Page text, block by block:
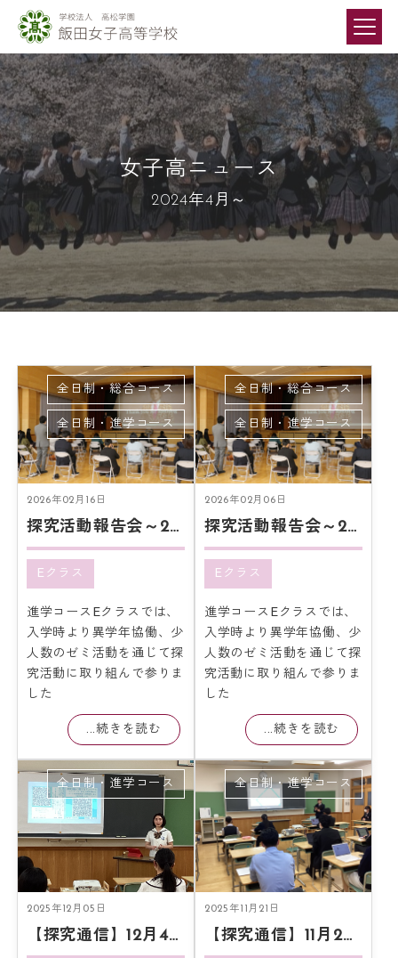
女子高ニュース
2024年4月～
2026年02月16日
探究活動報告会～2月12日～
全日制・総合コース
全日制・進学コース
Eクラス
進学コースEクラスでは、
入学時より異学年協働、少
人数のゼミ活動を通じて探
究活動に取り組んで参りま
した
...続きを読む
2026年02月06日
探究活動報告会～2月5日～
全日制・総合コース
全日制・進学コース
Eクラス
進学コースEクラスでは、
入学時より異学年協働、少
人数のゼミ活動を通じて探
究活動に取り組んで参りま
した
...続きを読む
2025年12月05日
【探究通信】12月4日 探究報告会
全日制・進学コース
2025年11月21日
【探究通信】11月20日「本当の課題を見抜く力」とは
全日制・進学コース